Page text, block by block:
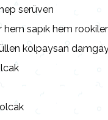
serüven
sapık hem
kolpaysan